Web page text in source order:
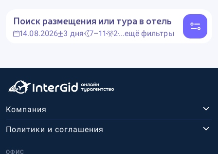
Поиск размещения или тура в отель
14.08.2026 3 дня 7–11 2...ещё фильтры
Компания
ОФИС
Политики и соглашения